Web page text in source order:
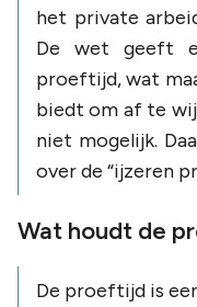
het private
De wet geeft
proeftijd, wat
biedt om af te
niet mogelijk.
over de “ijzeren
Wat houdt de
De proeftijd is